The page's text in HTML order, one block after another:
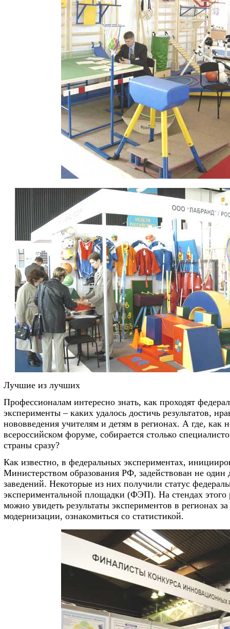
Лучшие из лучших
Профессионалам интересно знать, как проходят
эксперименты – каких удалось достичь результатов,
нововведения учителям и детям в регионах. А где, как
всероссийском форуме, собирается столько
страны сразу?
Как известно, в федеральных экспериментах,
Министерством образования РФ, задействован не один
заведений. Некоторые из них получили статус
экспериментальной площадки (ФЭП). На стендах этого
можно увидеть результаты экспериментов в регионах
модернизации, ознакомиться со статистикой.